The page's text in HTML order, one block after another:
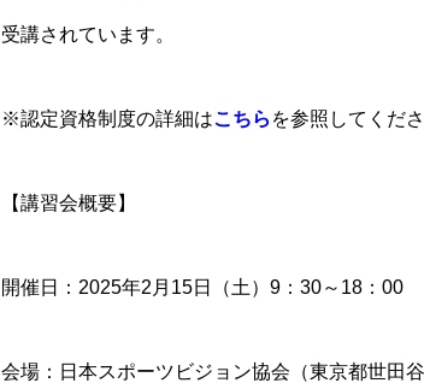
受講されています。
※認定資格制度の詳細はこちら を参照してくださ
【講習会概要】
開催日：2025年2月15日（土）9：30～18：00
会場：日本スポーツビジョン協会（東京都世田